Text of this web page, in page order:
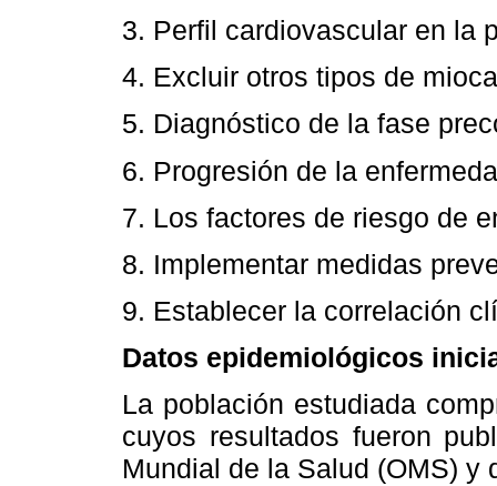
3. Perfil cardiovascular en la
4. Excluir otros tipos de
5. Diagnóstico de la fase
6. Progresión de la
7. Los factores de riesgo de
8. Implementar medidas
9. Establecer la correlación
Datos epidemiológicos
La población estudiada
cuyos resultados fueron
Mundial de la Salud (OMS) y